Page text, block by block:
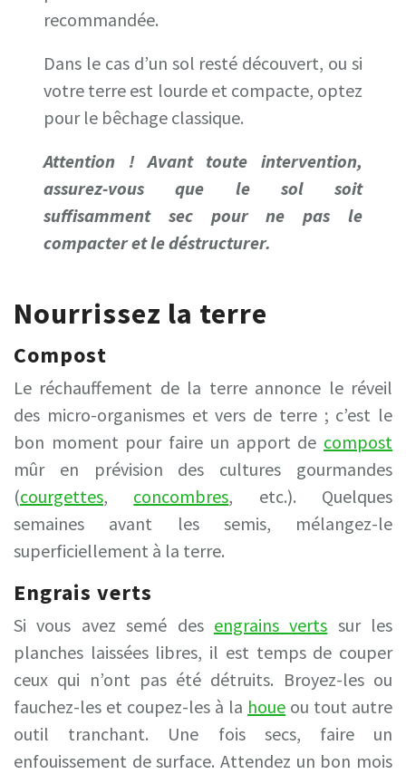
recommandée.
Dans le cas d’un sol resté découvert, ou si
votre terre est lourde et compacte, optez
pour le bêchage classique.
Attention ! Avant toute intervention,
assurez-vous que le sol soit
suffisamment sec pour ne pas le
compacter et le déstructurer.
Nourrissez la terre
Compost
Le réchauffement de la terre annonce le réveil
des micro-organismes et vers de terre ; c’est le
bon moment pour faire un apport de compost
mûr en prévision des cultures gourmandes
(courgettes, concombres, etc.). Quelques
semaines avant les semis, mélangez-le
superficiellement à la terre.
Engrais verts
Si vous avez semé des engrains verts sur les
planches laissées libres, il est temps de couper
ceux qui n’ont pas été détruits. Broyez-les ou
fauchez-les et coupez-les à la houe ou tout autre
outil tranchant. Une fois secs, faire un
enfouissement de surface. Attendez un bon mois